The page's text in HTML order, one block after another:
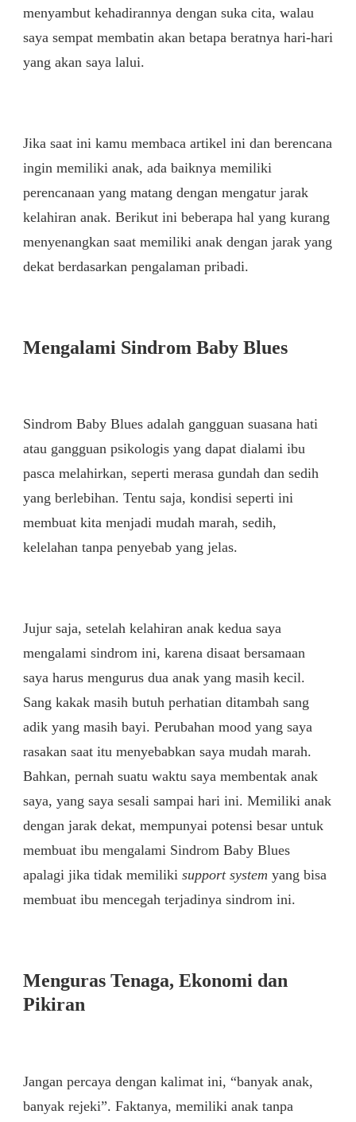
menyambut kehadirannya dengan suka cita, walau
saya sempat membatin akan betapa beratnya hari-hari
yang akan saya lalui.
Jika saat ini kamu membaca artikel ini dan berencana
ingin memiliki anak, ada baiknya memiliki
perencanaan yang matang dengan mengatur jarak
kelahiran anak. Berikut ini beberapa hal yang kurang
menyenangkan saat memiliki anak dengan jarak yang
dekat berdasarkan pengalaman pribadi.
Mengalami Sindrom Baby Blues
Sindrom Baby Blues adalah gangguan suasana hati
atau gangguan psikologis yang dapat dialami ibu
pasca melahirkan, seperti merasa gundah dan sedih
yang berlebihan. Tentu saja, kondisi seperti ini
membuat kita menjadi mudah marah, sedih,
kelelahan tanpa penyebab yang jelas.
Jujur saja, setelah kelahiran anak kedua saya
mengalami sindrom ini, karena disaat bersamaan
saya harus mengurus dua anak yang masih kecil.
Sang kakak masih butuh perhatian ditambah sang
adik yang masih bayi. Perubahan mood yang saya
rasakan saat itu menyebabkan saya mudah marah.
Bahkan, pernah suatu waktu saya membentak anak
saya, yang saya sesali sampai hari ini. Memiliki anak
dengan jarak dekat, mempunyai potensi besar untuk
membuat ibu mengalami Sindrom Baby Blues
apalagi jika tidak memiliki support system yang bisa
membuat ibu mencegah terjadinya sindrom ini.
Menguras Tenaga, Ekonomi dan
Pikiran
Jangan percaya dengan kalimat ini, “banyak anak,
banyak rejeki”. Faktanya, memiliki anak tanpa